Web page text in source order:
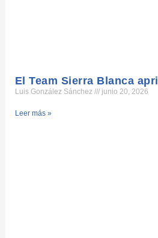
El Team Sierra Blanca
Luis González Sánchez junio 20, 2026
Leer más »